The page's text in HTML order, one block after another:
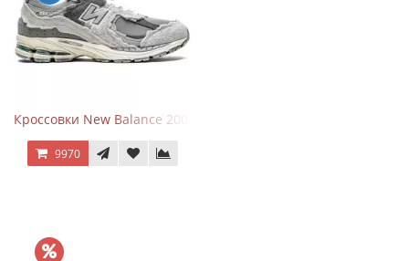
Кроссовки New Balance 2002R Protection Pack Grey
9970